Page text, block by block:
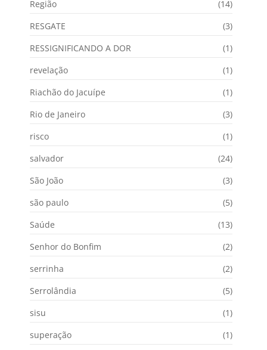
Região
(14)
RESGATE
(3)
RESSIGNIFICANDO A DOR
(1)
revelação
(1)
Riachão do Jacuípe
(1)
Rio de Janeiro
(3)
risco
(1)
salvador
(24)
São João
(3)
são paulo
(5)
Saúde
(13)
Senhor do Bonfim
(2)
serrinha
(2)
Serrolândia
(5)
sisu
(1)
superação
(1)